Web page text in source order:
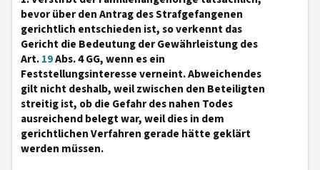
bevor über den Antrag des Strafgefangenen
gerichtlich entschieden ist, so verkennt das
Gericht die Bedeutung der Gewährleistung des
Art.19Abs. 4 GG, wenn es ein
Feststellungsinteresse verneint. Abweichendes
gilt nicht deshalb, weil zwischen den Beteiligten
streitig ist, ob die Gefahr des nahen Todes
ausreichend belegt war, weil dies in dem
gerichtlichen Verfahren gerade hätte geklärt
werden müssen.